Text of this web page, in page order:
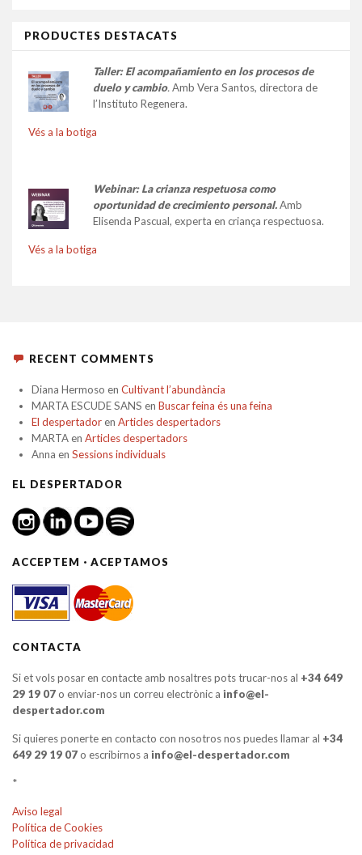
PRODUCTES DESTACATS
Taller: El acompañamiento en los procesos de
duelo y cambio. Amb Vera Santos, directora de
l’Instituto Regenera.
Vés a la botiga
Webinar: La crianza respetuosa como
oportunidad de crecimiento personal.Amb
Elisenda Pascual, experta en criança respectuosa.
Vés a la botiga
RECENT COMMENTS
Diana Hermoso en Cultivant l’abundància
MARTA ESCUDE SANS en Buscar feina és una feina
El despertadoren Articles despertadors
MARTAen Articles despertadors
Anna en Sessions individuals
EL DESPERTADOR
ACCEPTEM · ACEPTAMOS
CONTACTA
Si et vols posar en contacte amb nosaltres pots trucar-nos al +34 649
29 19 07o enviar-nos un correu electrònic a info@el-
despertador.com
Si quieres ponerte en contacto con nosotros nos puedes llamar al +34
649 29 19 07o escribirnos a info@el-despertador.com
*
Aviso legal
Política de Cookies
Política de privacidad